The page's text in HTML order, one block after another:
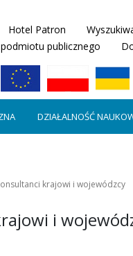
Hotel Patron
publicznego
DZIAŁALNOŚĆ
krajowi i wojewódzcy
i